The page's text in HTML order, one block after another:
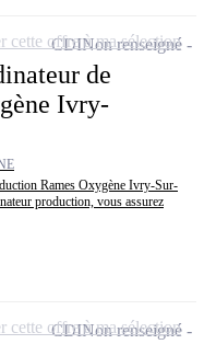
de
Ivry-
Rames Oxygène Ivry-Sur-
production, vous assurez
CDINon renseigné
cette offre à ma sélection
CDINon renseigné
cette offre à ma sélection